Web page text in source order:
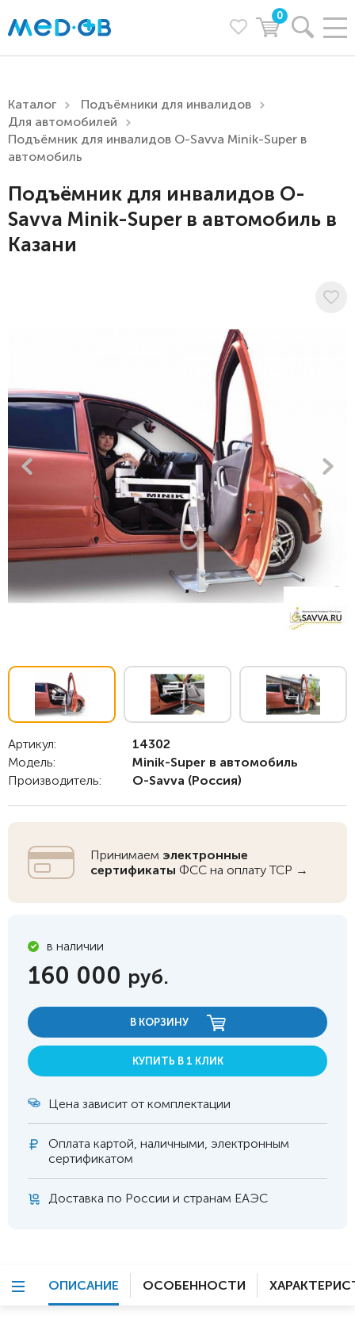
0
Каталог
Подъёмники для инвалидов
Для автомобилей
Подъёмник для инвалидов O-Savva Minik-Super в
автомобиль
Подъёмник для инвалидов O-
Savva Minik-Super в автомобиль в
Казани
Артикул:
14302
Модель:
Minik-Super в автомобиль
Производитель:
O-Savva (Россия)
Принимаем электронные
сертификаты ФСС на оплату ТСР →
в наличии
160 000 руб.
В КОРЗИНУ
КУПИТЬ В 1 КЛИК
Цена зависит от комплектации
Оплата картой, наличными, электронным
сертификатом
Доставка по России и странам ЕАЭС
ОПИСАНИЕ ОСОБЕННОСТИ